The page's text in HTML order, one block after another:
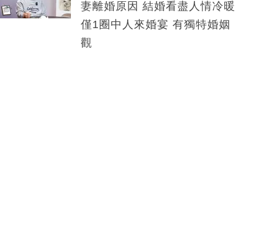
妻離婚原因 結婚看盡人情冷暖
僅1圈中人來婚宴 有獨特婚姻
觀